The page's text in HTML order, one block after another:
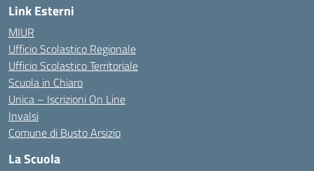
Link Esterni
MIUR
Ufficio Scolastico Regionale
Ufficio Scolastico Territoriale
Scuola in Chiaro
Unica – Iscrizioni On Line
Invalsi
Comune di Busto Arsizio
La Scuola